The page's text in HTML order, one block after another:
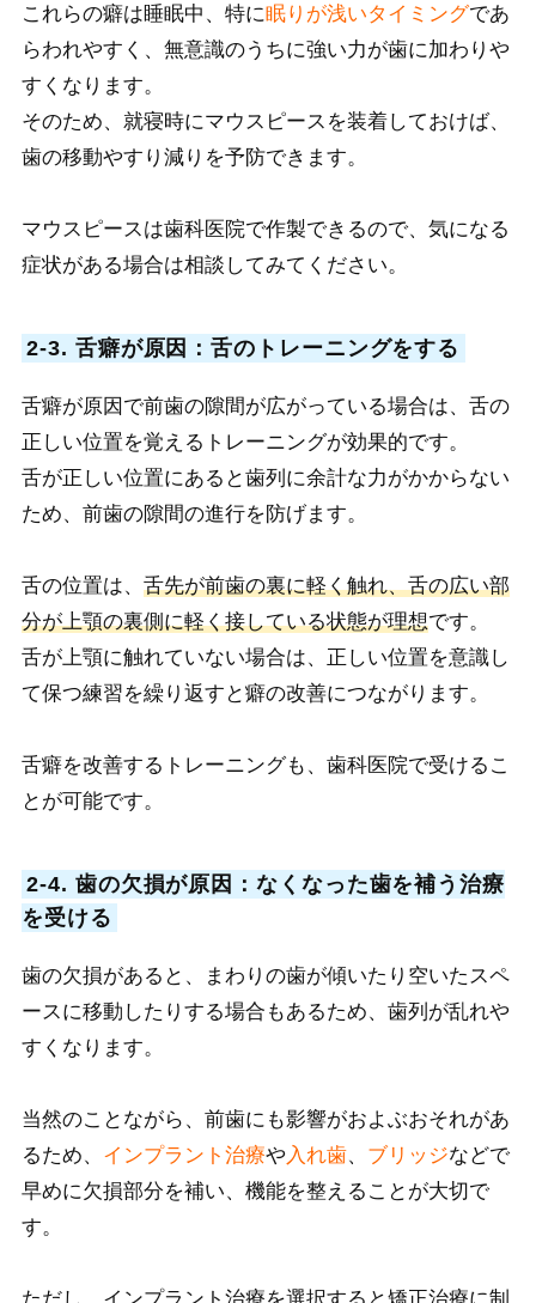
これらの癖は睡眠中、特に眠りが浅いタイミングであ
らわれやすく、無意識のうちに強い力が歯に加わりや
すくなります。
そのため、就寝時にマウスピースを装着しておけば、
歯の移動やすり減りを予防できます。
マウスピースは歯科医院で作製できるので、気になる
症状がある場合は相談してみてください。
2-3. 舌癖が原因：舌のトレーニングをする
舌癖が原因で前歯の隙間が広がっている場合は、舌の
正しい位置を覚えるトレーニングが効果的です。
舌が正しい位置にあると歯列に余計な力がかからない
ため、前歯の隙間の進行を防げます。
舌の位置は、 舌先が前歯の裏に軽く触れ、舌の広い部
分が上顎の裏側に軽く接している状態が理想です。
舌が上顎に触れていない場合は、正しい位置を意識し
て保つ練習を繰り返すと癖の改善につながります。
舌癖を改善するトレーニングも、歯科医院で受けるこ
とが可能です。
2-4. 歯の欠損が原因：なくなった歯を補う治療
を受ける
歯の欠損があると、まわりの歯が傾いたり空いたスペ
ースに移動したりする場合もあるため、歯列が乱れや
すくなります。
当然のことながら、前歯にも影響がおよぶおそれがあ
るため、 インプラント治療や入れ歯、 ブリッジなどで
早めに欠損部分を補い、機能を整えることが大切で
す。